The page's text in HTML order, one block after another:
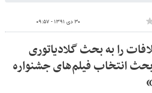
۳۰ دی ۱۳۹۱ - ۰۹:۵۷
را به بحث گلادیاتوری
انتخاب فیلم‌های جشنواره